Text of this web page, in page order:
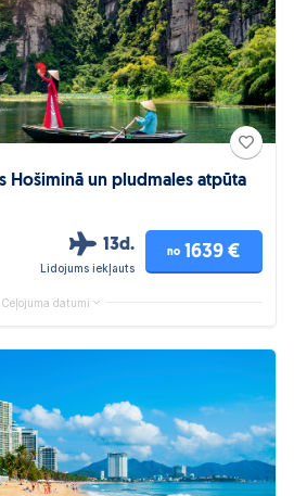
Hošiminā un pludmales atpūta
13d.
Lidojums iekļauts
no 1639 €
Ceļojuma datumi